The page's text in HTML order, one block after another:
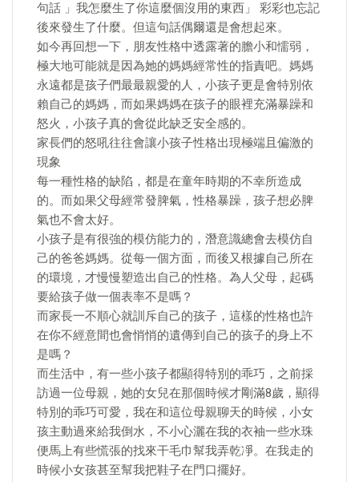
句話 」我怎麼生了你這麼個沒用的東西」 彩彩也忘記
後來發生了什麼。但這句話偶爾還是會想起來。
如今再回想一下，朋友性格中透露著的膽小和懦弱，
極大地可能就是因為她的媽媽經常性的指責吧。媽媽
永遠都是孩子們最最親愛的人，小孩子更是會特別依
賴自己的媽媽，而如果媽媽在孩子的眼裡充滿暴躁和
怒火，小孩子真的會從此缺乏安全感的。
家長們的怒吼往往會讓小孩子性格出現極端且偏激的
現象
每一種性格的缺陷，都是在童年時期的不幸所造成
的。而如果父母經常發脾氣，性格暴躁，孩子想必脾
氣也不會太好。
小孩子是有很強的模仿能力的，潛意識總會去模仿自
己的爸爸媽媽。從每一個方面，而後又根據自己所在
的環境，才慢慢塑造出自己的性格。為人父母，起碼
要給孩子做一個表率不是嗎？
而家長一不順心就訓斥自己的孩子，這樣的性格也許
在你不經意間也會悄悄的遺傳到自己的孩子的身上不
是嗎？
而生活中，有一些小孩子都顯得特別的乖巧，之前採
訪過一位母親，她的女兒在那個時候才剛滿8歲，顯得
特別的乖巧可愛，我在和這位母親聊天的時候，小女
孩主動過來給我倒水，不小心灑在我的衣袖一些水珠
便馬上有些慌張的找來干毛巾幫我弄乾凈。在我走的
時候小女孩甚至幫我把鞋子在門口擺好。